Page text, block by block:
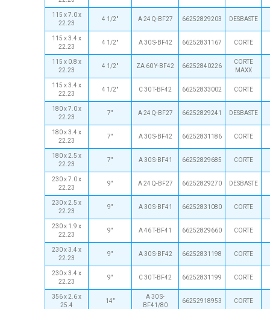
115 x 7.0 x
22.23
4 1/2" A 24 Q-BF27 66252829203 DESBASTE
115 x 3.4 x
22.23
4 1/2" A 30 S-BF42 66252831167 CORTE
115 x 0.8 x
22.23
4 1/2" ZA 60 Y-BF42 66252840226
CORTE
MAXX
115 x 3.4 x
22.23
4 1/2" C 30 T-BF42 66252833002 CORTE
180 x 7.0 x
22.23
7" A 24 Q-BF27 66252829241 DESBASTE
180 x 3.4 x
22.23
7" A 30 S-BF42 66252831186 CORTE
180 x 2.5 x
22.23
7" A 30 S-BF41 66252829685 CORTE
230 x 7.0 x
22.23
9" A 24 Q-BF27 66252829270 DESBASTE
230 x 2.5 x
22.23
9" A 30 S-BF41 66252831080 CORTE
230 x 1.9 x
22.23
9" A 46 T-BF41 66252829660 CORTE
230 x 3.4 x
22.23
9" A 30 S-BF42 66252831198 CORTE
230 x 3.4 x
22.23
9" C 30 T-BF42 66252831199 CORTE
356 x 2.6 x
25.4
14"
A 30 S-
BF41/80
66252918953 CORTE